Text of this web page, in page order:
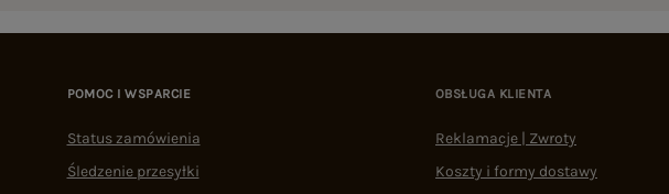
POMOC I WSPARCIE
Status zamówienia
Śledzenie przesyłki
OBSŁUGA KLIENTA
Reklamacje | Zwroty
Koszty i formy dostawy